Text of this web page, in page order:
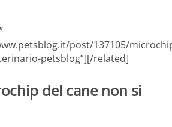
post/137105/
petsblog”][/related]
del cane non si